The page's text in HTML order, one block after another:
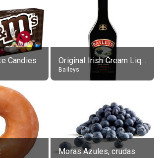
Candies Original Irish Cream Liqueur (17% alc.)
Baileys
Moras Azules, crudas